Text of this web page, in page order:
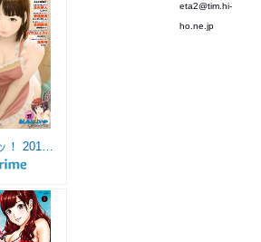
ナマイキッ！ 2017年5月号 [雑誌]
eta2@tim.hi-
ho.ne.jp